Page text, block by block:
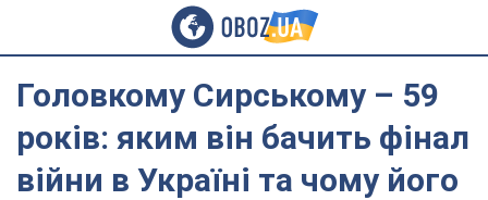
Головкому Сирському – 59
років: яким він бачить фінал
війни в Україні та чому його